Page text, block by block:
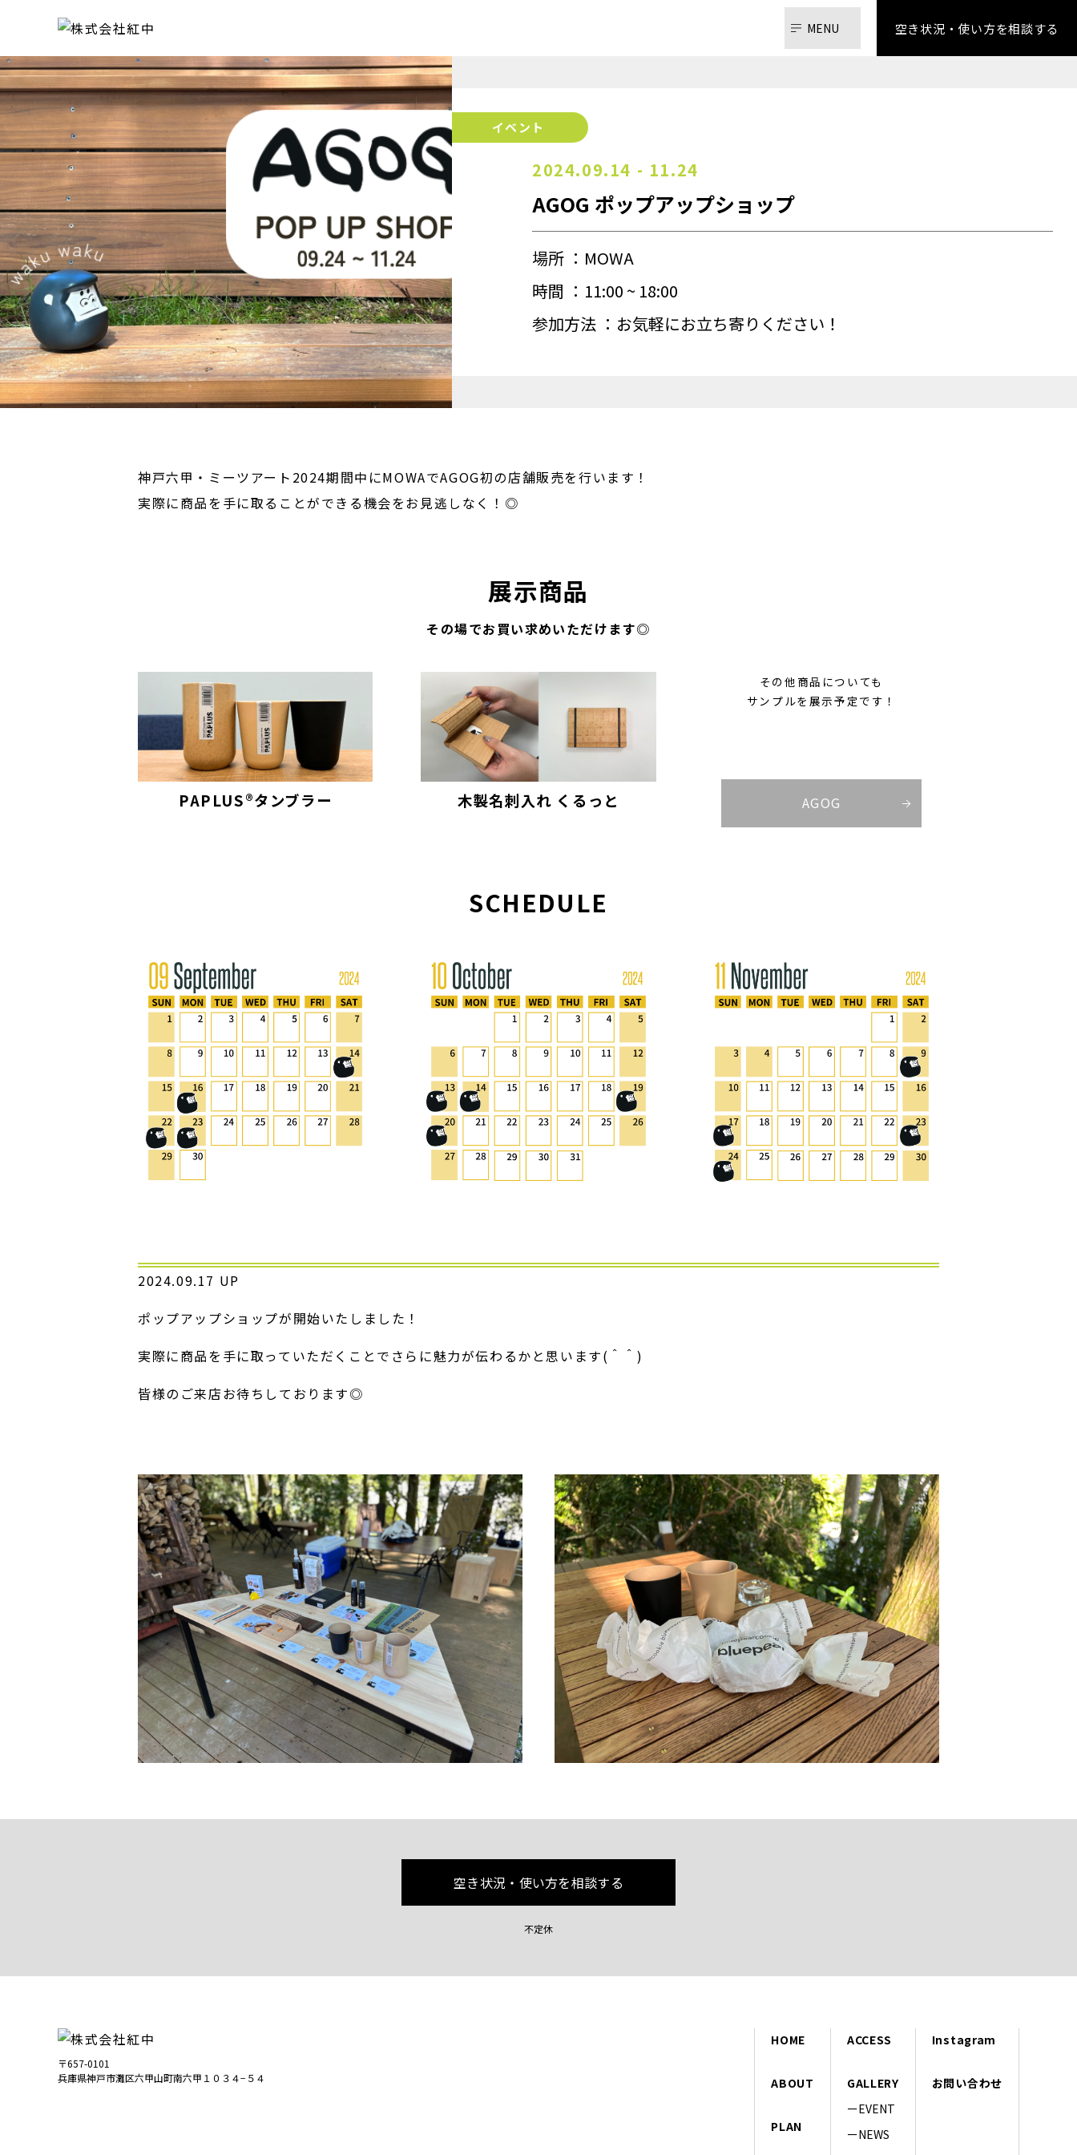
空き状況・使い方を相談する
HOME
ABOUT
PLAN
ACCESS
GALLERY
EVENT
BLOG
Instagram
お問い合わせ
イベント
2024.09.14 - 11.24
AGOG ポップアップショップ
場所
MOWA
時間
11:00 ~ 18:00
参加方法
お気軽にお立ち寄りください！
神戸六甲・ミーツアート2024期間中にMOWAでAGOG初の店舗販売を行います！
実際に商品を手に取ることができる機会をお見逃しなく！◎
展示商品
その場でお買い求めいただけます◎
PAPLUS®タンブラー 木製名刺入れ くるっと
その他商品についても
サンプルを展示予定です！
AGOG
SCHEDULE
2024.09.17 UP
ポップアップショップが開始いたしました！
実際に商品を手に取っていただくことでさらに魅力が伝わるかと思います(＾＾)
皆様のご来店お待ちしております◎
空き状況・使い方を相談する
不定休
〒657-0101
兵庫県神戸市灘区六甲山町南六甲１０３４−５４
HOME
ABOUT
PLAN
ACCESS
GALLERY
EVENT
NEWS
Instagram
お問い合わせ